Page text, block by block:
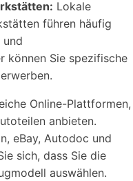
Lokale
führen häufig
und
können Sie spezifische
Online-Plattformen,
anbieten.
eBay, Autodoc und
sich, dass Sie die
auswählen.